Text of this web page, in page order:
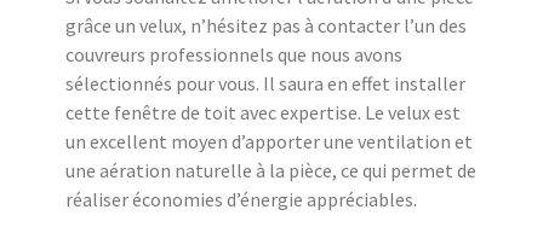
grâce un velux, n’hésitez pas à contacter l’un des
couvreurs professionnels que nous avons
sélectionnés pour vous. Il saura en effet installer
cette fenêtre de toit avec expertise. Le velux est
un excellent moyen d’apporter une ventilation et
une aération naturelle à la pièce, ce qui permet de
réaliser économies d’énergie appréciables.